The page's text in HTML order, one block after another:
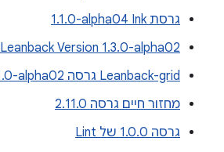
גרסת Ink‏ ‎1.1.0-alpha04
Leanback Version 1.3.0-alpha02
Leanback-grid גרסה ‎1.1.0-alpha02
מחזור חיים גרסה 2.11.0
גרסה 1.0.0 של Lint